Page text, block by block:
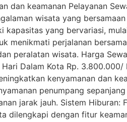
dan keamanan Pelayanan
wisata yang
kapasitas yang bervariasi,
menikmati perjalanan
peralatan wisata. Harga
Dalam Kota Rp.
kenyamanan dan
penumpang
jarak jauh. Sistem
dilengkapi dengan fitur